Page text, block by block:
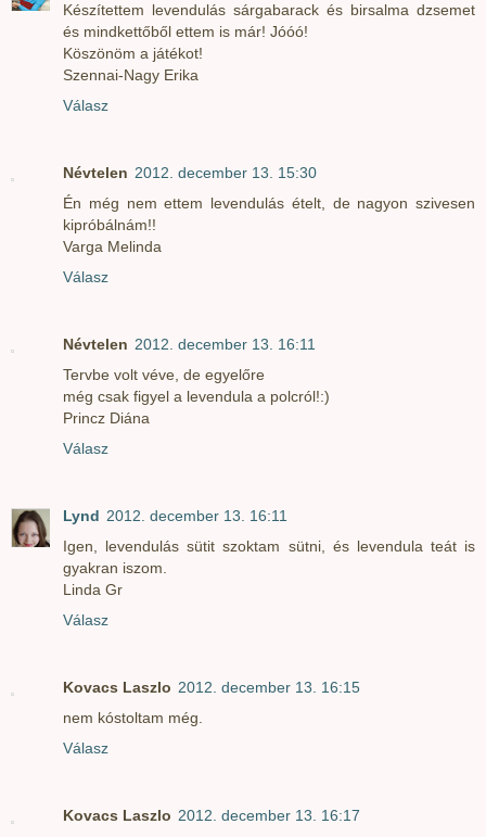
Készítettem levendulás sárgabarack és birsalma dzsemet
és mindkettőből ettem is már! Jóóó!
Köszönöm a játékot!
Szennai-Nagy Erika
Válasz
Névtelen 2012. december 13. 15:30
Én még nem ettem levendulás ételt, de nagyon szivesen
kipróbálnám!!
Varga Melinda
Válasz
Névtelen 2012. december 13. 16:11
Tervbe volt véve, de egyelőre
még csak figyel a levendula a polcról!:)
Princz Diána
Válasz
Lynd 2012. december 13. 16:11
Igen, levendulás sütit szoktam sütni, és levendula teát is
gyakran iszom.
Linda Gr
Válasz
Kovacs Laszlo 2012. december 13. 16:15
nem kóstoltam még.
Válasz
Kovacs Laszlo 2012. december 13. 16:17